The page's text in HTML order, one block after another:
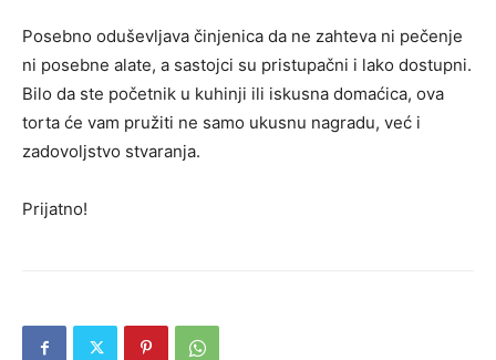
Posebno oduševljava činjenica da ne zahteva ni pečenje
ni posebne alate, a sastojci su pristupačni i lako dostupni.
Bilo da ste početnik u kuhinji ili iskusna domaćica, ova
torta će vam pružiti ne samo ukusnu nagradu, već i
zadovoljstvo stvaranja.
Prijatno!